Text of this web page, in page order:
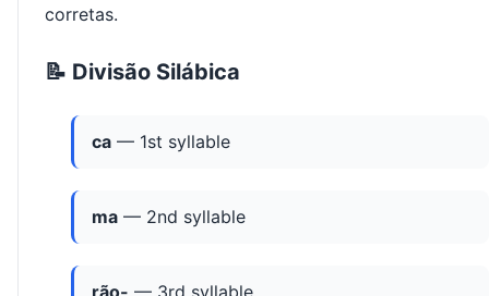
corretas.
📝 Divisão Silábica
ca — 1st syllable
ma — 2nd syllable